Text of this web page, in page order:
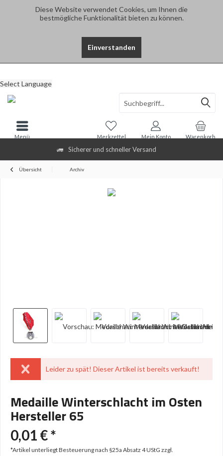
Diese Website verwendet Cookies, um Ihnen die
bestmögliche Funktionalität bieten zu können.
Einverstanden
Sicherer und schneller Versand
Select Language
Warenkorb
Merkzettel Mein Konto
Menü
Übersicht Archiv
Leider zu spät! Dieser Artikel ist bereits verkauft!
Medaille Winterschlacht im Osten
Hersteller 65
0,01 € *
*Artikel unterliegt Besteuerung nach §25a Absatz 4 UStG zzgl.